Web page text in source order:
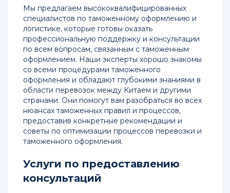
Мы предлагаем высококвалифицированных
специалистов по таможенному оформлению и
логистике, которые готовы оказать
профессиональную поддержку и консультации
по всем вопросам, связанным с таможенным
оформлением. Наши эксперты хорошо знакомы
со всеми процедурами таможенного
оформления и обладают глубокими знаниями в
области перевозок между Китаем и другими
странами. Они помогут вам разобраться во всех
нюансах таможенных правил и процессов,
предоставив конкретные рекомендации и
советы по оптимизации процессов перевозки и
таможенного оформления.
Услуги по предоставлению
консультаций